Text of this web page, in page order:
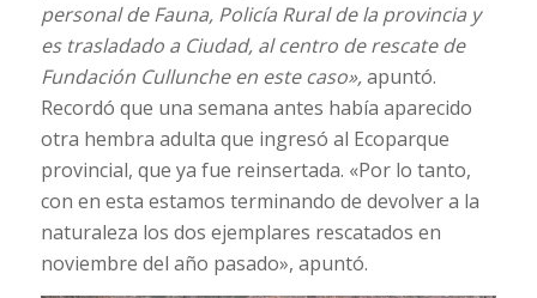
personal de Fauna, Policía Rural de la provincia y
es trasladado a Ciudad, al centro de rescate de
Fundación Cullunche en este caso»,apuntó.
Recordó que una semana antes había aparecido
otra hembra adulta que ingresó al Ecoparque
provincial, que ya fue reinsertada. «Por lo tanto,
con en esta estamos terminando de devolver a la
naturaleza los dos ejemplares rescatados en
noviembre del año pasado», apuntó.